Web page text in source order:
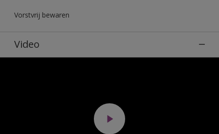
Vorstvrij bewaren
Video